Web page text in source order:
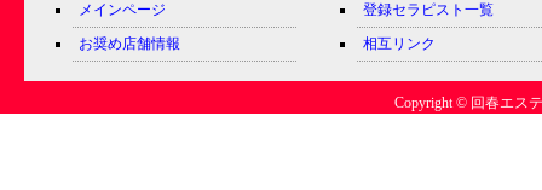
メインページ
お奨め店舗情報
登録セラピスト一覧
相互リンク
Copyright © 回春エス